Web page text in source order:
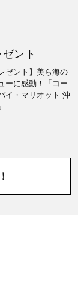
ント
ゼント】美ら海の
ーに感動！「コー
イ・マリオット 沖